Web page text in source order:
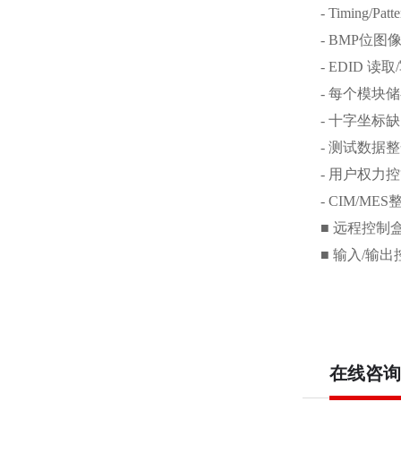
- Timing/
- BMP位图像
- EDID 读取/
- 每个模块
- 十字坐标
- 测试数据
- 用户权力
- CIM/MES
■ 远程控制
■ 输入/输出
在线咨询